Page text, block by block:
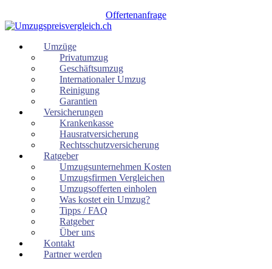
Offertenanfrage
Umzüge
Privatumzug
Geschäftsumzug
Internationaler Umzug
Reinigung
Garantien
Versicherungen
Krankenkasse
Hausratversicherung
Rechtsschutzversicherung
Ratgeber
Umzugsunternehmen Kosten
Umzugsfirmen Vergleichen
Umzugsofferten einholen
Was kostet ein Umzug?
Tipps / FAQ
Ratgeber
Über uns
Kontakt
Partner werden